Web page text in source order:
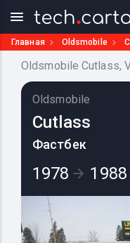
Главная Oldsmobile
Oldsmobile Cutlass,
Oldsmobile
Cutlass
Фастбек
1978 1988